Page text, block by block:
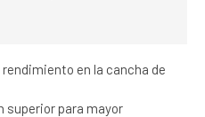
en la cancha de
superior para mayor